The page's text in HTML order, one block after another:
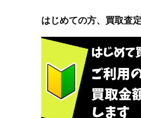
はじめての方、買取査